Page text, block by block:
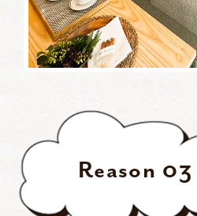
Reason 03